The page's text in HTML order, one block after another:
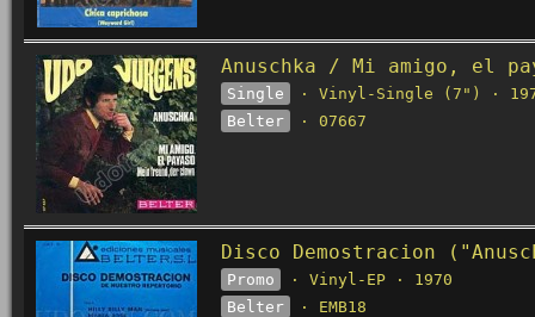
Anuschka / Mi amigo, el
Single
· Vinyl-Single (7") ·
Belter
· 07667
Disco Demostracion
Promo
· Vinyl-EP · 1970
Belter
· EMB18